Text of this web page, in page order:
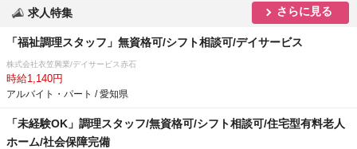
求人特集 さらに見る
「福祉調理スタッフ」無資格可/シフト相談可/デイサービス
株式会社衣笠興業/デイサービス赤石
時給1,140円
アルバイト・パート / 愛知県
「未経験OK」調理スタッフ/無資格可/シフト相談可/住宅型有料老人
ホーム/社会保障完備